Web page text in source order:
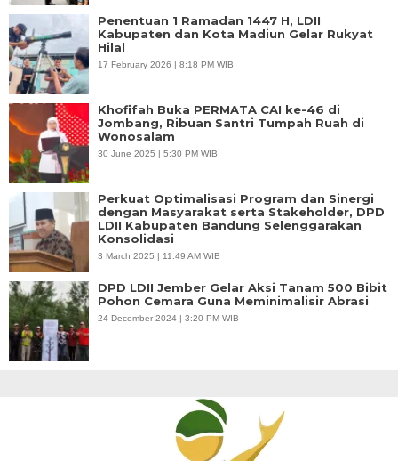
Penentuan 1 Ramadan 1447 H, LDII
Kabupaten dan Kota Madiun Gelar Rukyat
Hilal
17 February 2026 | 8:18 PM WIB
Khofifah Buka PERMATA CAI ke-46 di
Jombang, Ribuan Santri Tumpah Ruah di
Wonosalam
30 June 2025 | 5:30 PM WIB
Perkuat Optimalisasi Program dan Sinergi
dengan Masyarakat serta Stakeholder, DPD
LDII Kabupaten Bandung Selenggarakan
Konsolidasi
3 March 2025 | 11:49 AM WIB
DPD LDII Jember Gelar Aksi Tanam 500 Bibit
Pohon Cemara Guna Meminimalisir Abrasi
24 December 2024 | 3:20 PM WIB